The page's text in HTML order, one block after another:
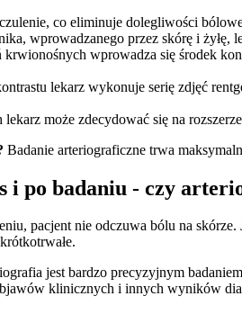
co eliminuje dolegliwości
wprowadzanego przez skórę i żyłę,
wprowadza się środek
lekarz wykonuje serię zdjęć
może zdecydować się na
Badanie arteriograficzne trwa
i po badaniu - czy
pacjent nie odczuwa bólu na
jest bardzo precyzyjnym
klinicznych i innych wyników